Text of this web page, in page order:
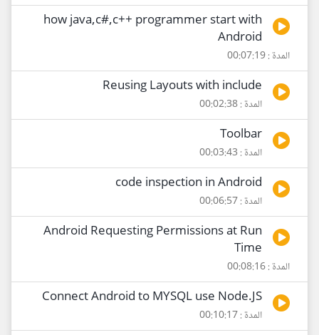
how java,c#,c++ programmer start with
Android
المدة : 00:07:19
Reusing Layouts with include
المدة : 00:02:38
Toolbar
المدة : 00:03:43
code inspection in Android
المدة : 00:06:57
Android Requesting Permissions at Run
Time
المدة : 00:08:16
Connect Android to MYSQL use Node.JS
المدة : 00:10:17